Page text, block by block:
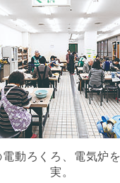
動ろくろ、電気炉
実。